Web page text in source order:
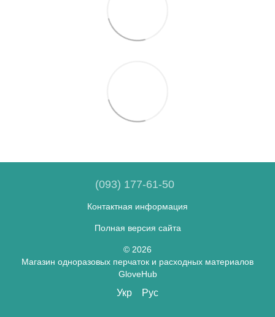
(093) 177-61-50
Контактная информация
Полная версия сайта
© 2026
Магазин одноразовых перчаток и расходных материалов
GloveHub
Укр Рус